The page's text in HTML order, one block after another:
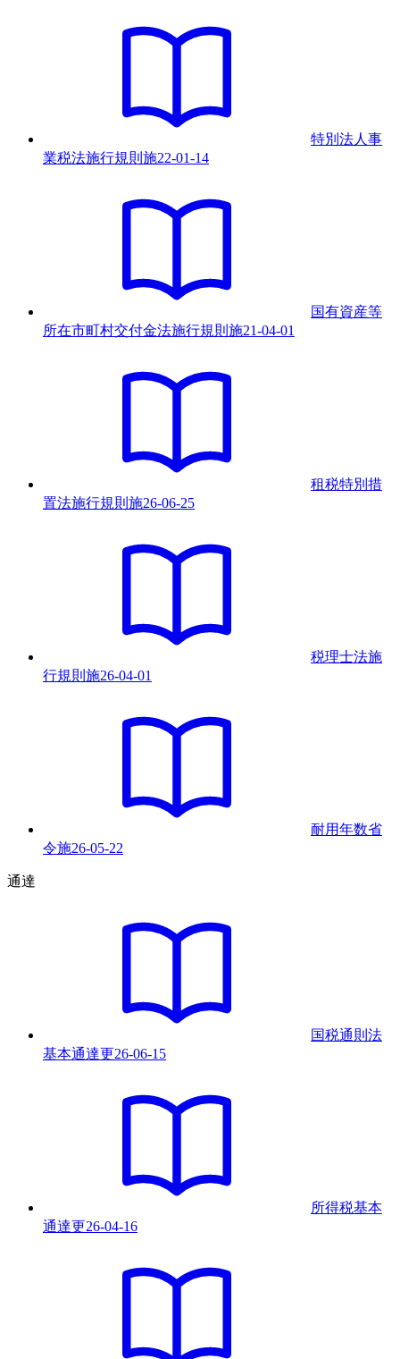
特別法人事
業税法施行規則 施22-01-14
国有資産等
所在市町村交付金法施行規則 施21-04-01
租税特別措
置法施行規則 施26-06-25
税理士法施
行規則 施26-04-01
耐用年数省
令施26-05-22
通達
国税通則法
基本通達更26-06-15
所得税基本
通達更26-04-16